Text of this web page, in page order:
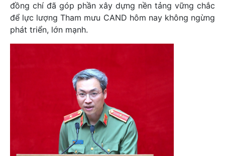
đồng chí đã góp phần xây dựng nền tảng vững chắc
để lực lượng Tham mưu CAND hôm nay không ngừng
phát triển, lớn mạnh.